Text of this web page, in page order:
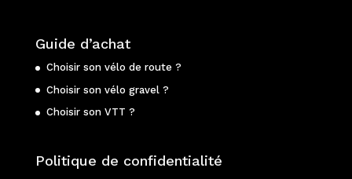
Guide d’achat
Choisir son vélo de route ?
Choisir son vélo gravel ?
Choisir son VTT ?
Politique de confidentialité